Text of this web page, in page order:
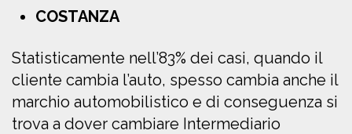
COSTANZA
Statisticamente nell’83% dei casi, quando il
cliente cambia l’auto, spesso cambia anche il
marchio automobilistico e di conseguenza si
trova a dover cambiare Intermediario